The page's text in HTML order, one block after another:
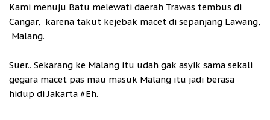
Kami menuju Batu melewati daerah Trawas tembus di
Cangar, karena takut kejebak macet di sepanjang Lawang,
Malang.
Suer.. Sekarang ke Malang itu udah gak asyik sama sekali
gegara macet pas mau masuk Malang itu jadi berasa
hidup di Jakarta #Eh.